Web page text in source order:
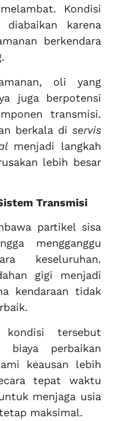
Kondisi
karena
berkendara
oli yang
juga berpotensi
transmisi.
berkala di servis
menjadi langkah
lebih besar
Transmisi
partikel sisa
mengganggu
keseluruhan.
gigi menjadi
kendaraan tidak
kondisi tersebut
biaya perbaikan
keausan lebih
tepat waktu
menjaga usia
maksimal.